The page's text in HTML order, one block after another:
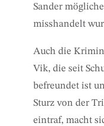
Sander
misshandelt
Auch die
Vik, die seit
befreundet ist
Sturz von der
eintraf, macht